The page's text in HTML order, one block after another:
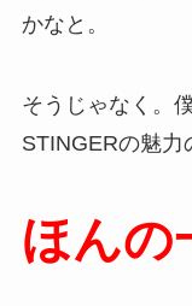
かなと。
そうじゃなく。
STINGERの魅力
ほんの